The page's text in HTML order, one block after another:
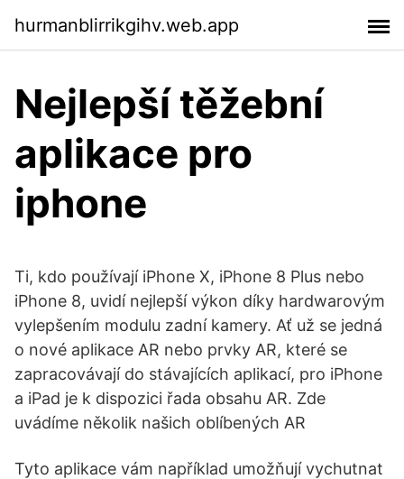
hurmanblirrikgihv.web.app
Nejlepší těžební
aplikace pro
iphone
Ti, kdo používají iPhone X, iPhone 8 Plus nebo
iPhone 8, uvidí nejlepší výkon díky hardwarovým
vylepšením modulu zadní kamery. Ať už se jedná
o nové aplikace AR nebo prvky AR, které se
zapracovávají do stávajících aplikací, pro iPhone
a iPad je k dispozici řada obsahu AR. Zde
uvádíme několik našich oblíbených AR
Tyto aplikace vám například umožňují vychutnat